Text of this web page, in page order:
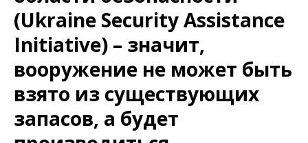
(Ukraine Security Assistance
Initiative) – значит,
вооружение не может быть
взято из существующих
запасов, а будет